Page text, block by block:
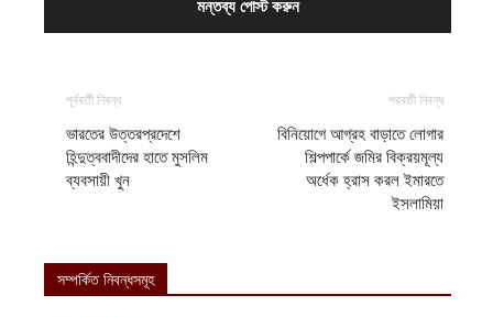
পূর্ববর্তী নিবন্ধ
ভারতের উত্তরপ্রদেশে
হিন্দুত্ববাদীদের হাতে মুসলিম
ব্যবসায়ী খুন
পরবর্তী নিবন্ধ
বিনিয়োগে আগ্রহ বাড়াতে লোগার
শিল্পপার্কে জমির বিক্রয়মূল্য
অর্ধেক হ্রাস করল ইমারতে
ইসলামিয়া
সম্পর্কিত নিবন্ধসমূহ